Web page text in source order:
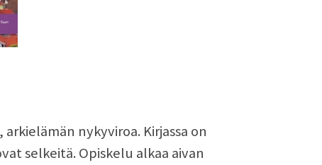
nykyviroa. Kirjassa on
selkeitä. Opiskelu alkaa aivan